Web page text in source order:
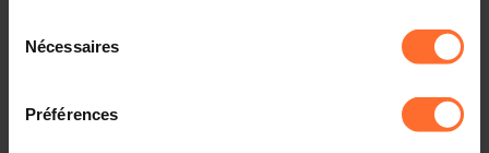
à l’exception des cookies strictement nécessaires au
fonctionnement du site. Une description des différents
cookies est accessible sous l’onglet « Détails » ci-
dessus.
Nécessaires
Préférences
être exhaustif. Les informations contenues dans le
présent document sont d’ordre général et ne sont pas